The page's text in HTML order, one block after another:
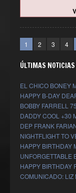
1 2 3 4
ÚLTIMAS NOTICIAS
EL CHICO BONEY
HAPPY B-DAY
BOBBY FARRELL
DADDY COOL +30
DEP FRANK
NIGHTFLIGHT TO
HAPPY BIRTHDAY
UNFORGETTABLE
HAPPY BIRTHDAY
COMUNICADO: LIZ